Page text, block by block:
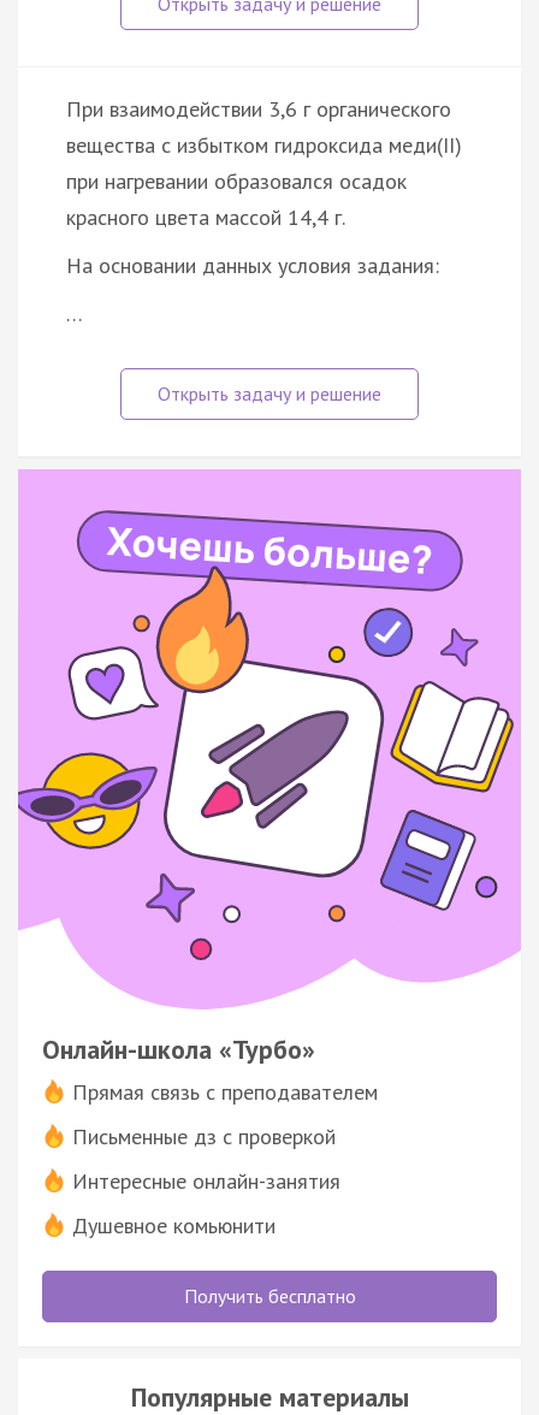
При взаимодействии 3,6 г органического
вещества с избытком гидроксида меди(II)
при нагревании образовался осадок
красного цвета массой 14,4 г.
На основании данных условия задания:
…
Онлайн-школа «Турбо»
Прямая связь с преподавателем
Письменные дз с проверкой
Интересные онлайн-занятия
Душевное комьюнити
Получить бесплатно
Популярные материалы